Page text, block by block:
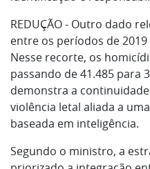
REDUÇÃO - Outro dado
entre os períodos de 2019
Nesse recorte, os
passando de 41.485 para
demonstra a
violência letal aliada a
baseada em inteligência.
Segundo o ministro, a